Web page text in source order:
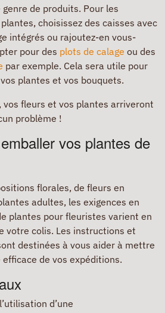
de produits. Pour les
choisissez des caisses avec
intégrés ou rajoutez-en vous-
pour des plots de calage ou des
par exemple. Cela sera utile pour
plantes et vos bouquets.
vos fleurs et vos plantes arriveront
problème !
vos plantes de
florales, de fleurs en
adultes, les exigences en
plantes pour fleuristes varient en
votre colis. Les instructions et
destinées à vous aider à mettre
de vos expéditions.
d’une